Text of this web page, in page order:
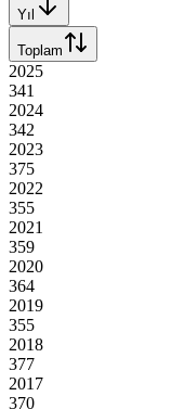
Yıl
Toplam
2025
341
2024
342
2023
375
2022
355
2021
359
2020
364
2019
355
2018
377
2017
370